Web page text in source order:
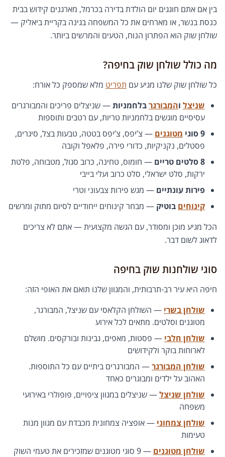
בין אם אתם חוגגים יום הולדת בדירה בכרמל, מארגנים קידוש בבית
כנסת בנשר, או מארחים את כל המשפחה בגינה בקריית ביאליק —
שולחן שוק הוא הפתרון הנוח, הטעים והמרשים ביותר.
מה כולל שולחן שוק בחיפה?
כל שולחן שוק שלנו מגיע עם תפריט מלא שמספק כל אורח:
שניצל והמבורגרבלחמניות— שניצלים פריכים והמבורגרים
עסיסיים מוגשים בלחמניות טריות, עם רטבים ותוספות
9 סוגי
מטוגנים — צ’יפס, צ’יפס בטטה, טבעות בצל, סיגרים,
פסטלים, נקניקיות, כדורי פירה, פלאפל וקובה
8 סלטים טריים
— חומוס, טחינה, כרוב סגול, מטבוחה, פלטת
ירקות, סלט ישראלי, סלט כרוב ועלי בייבי
פירות עונתיים — מגש פירות צבעוני וטרי
קינוחים בוטיק — מבחר קינוחים ייחודיים לסיום מתוק ומרשים
הכל מגיע מוכן ומסודר, עם הגשה מקצועית — אתם לא צריכים
לדאוג לשום דבר.
סוגי שולחנות שוק בחיפה
חיפה היא עיר רב-תרבותית, והמגוון שלנו תואם את האופי הזה:
שולחן בשרי — השולחן הקלאסי עם שניצל, המבורגר,
מטוגנים וסלטים. מתאים לכל אירוע
שולחן חלבי — פסטות, מאפים, גבינות ובורקסים. מושלם
לארוחות בוקר ולקידושים
שולחן המבורגר— המבורגרים ביתיים עם כל התוספות.
האהוב על ילדים ומבוגרים כאחד
שולחן שניצל— שניצלים במגוון ציפויים, פופולרי באירועי
משפחה
שולחן צמחוני — אופציה צמחונית מכבדת עם מגוון מנות
טעימות
שולחן מטוגנים
— 9 סוגי מטוגנים שמזכירים את טעמי השוק